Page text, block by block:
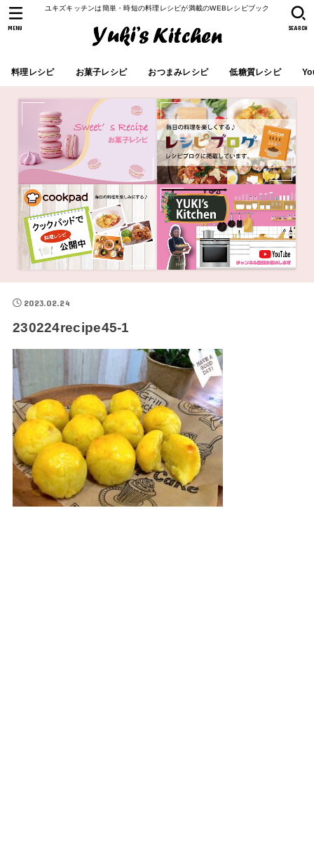
ユキズキッチンは簡単・時短の料理レシピが満載のWEBレシピブック
料理レシピ お菓子レシピ おつまみレシピ 低糖質レシピ
SEARCH
MENU
2023.02.24
230224recipe45-1